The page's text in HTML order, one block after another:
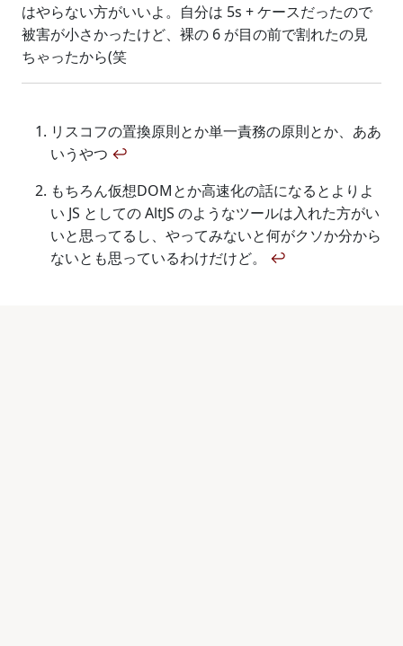
はやらない方がいいよ。自分は 5s + ケースだったので
被害が小さかったけど、裸の 6 が目の前で割れたの見
ちゃったから(笑
リスコフの置換原則とか単一責務の原則とか、ああ
いうやつ ↩
もちろん仮想DOMとか高速化の話になるとよりよ
い JS としての AltJS のようなツールは入れた方がい
いと思ってるし、やってみないと何がクソか分から
ないとも思っているわけだけど。 ↩